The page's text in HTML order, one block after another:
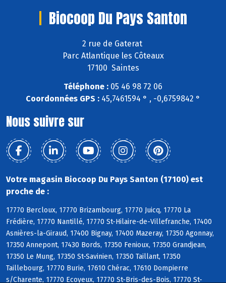
Biocoop Du Pays Santon
2 rue de Gaterat
Parc Atlantique les Côteaux
17100 Saintes
Téléphone : 05 46 98 72 06
Coordonnées GPS : 45,7461594 ° , -0,6759842 °
Nous suivre sur
Votre magasin Biocoop Du Pays Santon (17100) est
proche de :
17770 Bercloux, 17770 Brizambourg, 17770 Juicq, 17770 La
Frédière, 17770 Nantillé, 17770 St-Hilaire-de-Villefranche, 17400
Asnières-la-Giraud, 17400 Bignay, 17400 Mazeray, 17350 Agonnay,
17350 Annepont, 17430 Bords, 17350 Fenioux, 17350 Grandjean,
17350 Le Mung, 17350 St-Savinien, 17350 Taillant, 17350
Taillebourg, 17770 Burie, 17610 Chérac, 17610 Dompierre
s/Charente, 17770 Ecoyeux, 17770 St-Bris-des-Bois, 17770 St-